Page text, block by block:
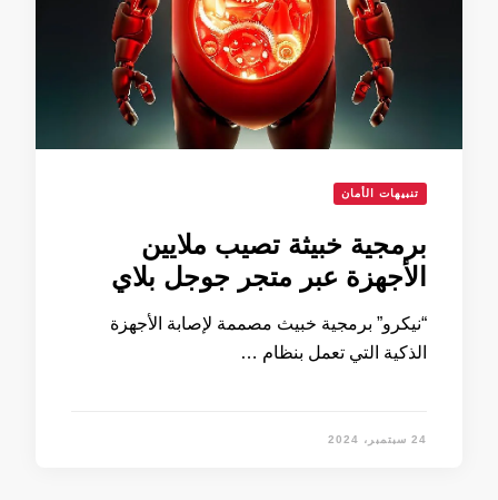
تنبيهات الأمان
برمجية خبيثة تصيب ملايين
الأجهزة عبر متجر جوجل بلاي
“نيكرو” برمجية خبيث مصممة لإصابة الأجهزة
الذكية التي تعمل بنظام …
24 سبتمبر، 2024